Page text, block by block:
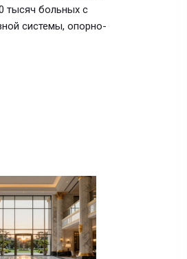
тысяч больных с
системы, опорно-